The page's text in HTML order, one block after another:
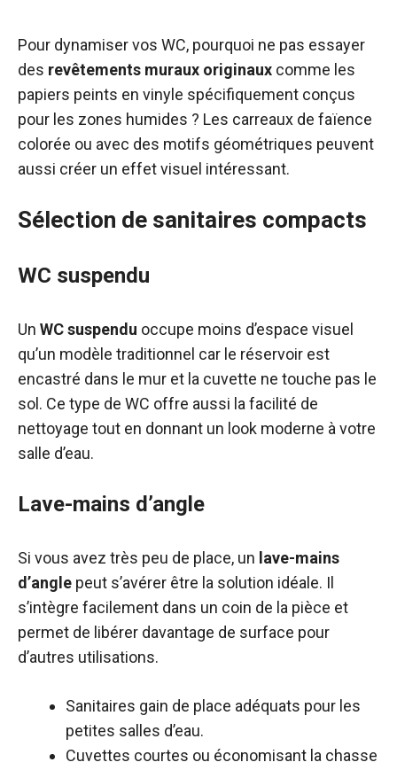
Pour dynamiser vos WC, pourquoi ne pas essayer
des revêtements muraux originaux comme les
papiers peints en vinyle spécifiquement conçus
pour les zones humides ? Les carreaux de faïence
colorée ou avec des motifs géométriques peuvent
aussi créer un effet visuel intéressant.
Sélection de sanitaires compacts
WC suspendu
Un WC suspendu occupe moins d’espace visuel
qu’un modèle traditionnel car le réservoir est
encastré dans le mur et la cuvette ne touche pas le
sol. Ce type de WC offre aussi la facilité de
nettoyage tout en donnant un look moderne à votre
salle d’eau.
Lave-mains d’angle
Si vous avez très peu de place, un lave-mains
d’angle peut s’avérer être la solution idéale. Il
s’intègre facilement dans un coin de la pièce et
permet de libérer davantage de surface pour
d’autres utilisations.
Sanitaires gain de place adéquats pour les
petites salles d’eau.
Cuvettes courtes ou économisant la chasse